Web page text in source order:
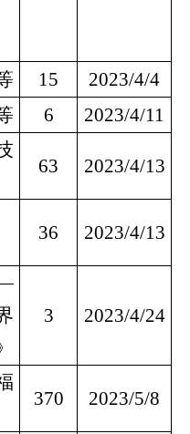
15
2023/4/4
6 2023/4/11
63 2023/4/13
36 2023/4/13
3 2023/4/24
370 2023/5/8